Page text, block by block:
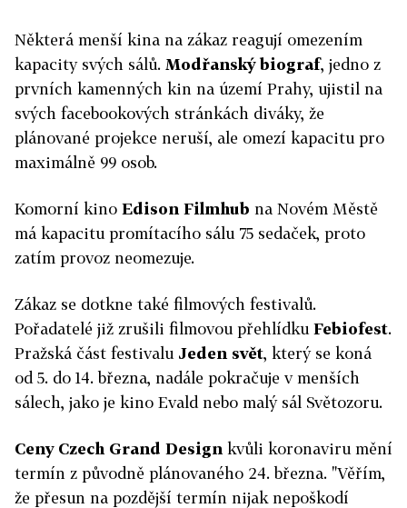
Některá menší kina na zákaz reagují omezením
kapacity svých sálů. Modřanský biograf, jedno z
prvních kamenných kin na území Prahy, ujistil na
svých facebookových stránkách diváky, že
plánované projekce neruší, ale omezí kapacitu pro
maximálně 99 osob.
Komorní kino Edison Filmhub na Novém Městě
má kapacitu promítacího sálu 75 sedaček, proto
zatím provoz neomezuje.
Zákaz se dotkne také filmových festivalů.
Pořadatelé již zrušili filmovou přehlídku Febiofest.
Pražská část festivalu Jeden svět, který se koná
od 5. do 14. března, nadále pokračuje v menších
sálech, jako je kino Evald nebo malý sál Světozoru.
Ceny Czech Grand Design kvůli koronaviru mění
termín z původně plánovaného 24. března. "Věřím,
že přesun na pozdější termín nijak nepoškodí